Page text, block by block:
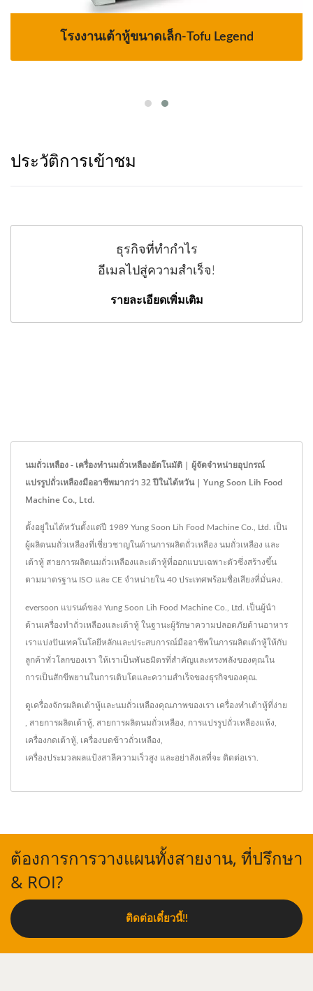
โรงงานเต้าหู้ขนาดเล็ก-Tofu Legend
ประวัติการเข้าชม
ธุรกิจที่ทำกำไร
อีเมลไปสู่ความสำเร็จ!
รายละเอียดเพิ่มเติม
นมถั่วเหลือง - เครื่องทำนมถั่วเหลืองอัตโนมัติ | ผู้จัดจำหน่ายอุปกรณ์
แปรรูปถั่วเหลืองมืออาชีพมากว่า 32 ปีในไต้หวัน | Yung Soon Lih Food
Machine Co., Ltd.
ตั้งอยู่ในไต้หวันตั้งแต่ปี 1989 Yung Soon Lih Food Machine Co., Ltd. เป็น
ผู้ผลิตนมถั่วเหลืองที่เชี่ยวชาญในด้านการผลิตถั่วเหลือง นมถั่วเหลือง และ
เต้าหู้ สายการผลิตนมถั่วเหลืองและเต้าหู้ที่ออกแบบเฉพาะตัวซึ่งสร้างขึ้น
ตามมาตรฐาน ISO และ CE จำหน่ายใน 40 ประเทศพร้อมชื่อเสียงที่มั่นคง.
eversoon แบรนด์ของ Yung Soon Lih Food Machine Co., Ltd. เป็นผู้นำ
ด้านเครื่องทำถั่วเหลืองและเต้าหู้ ในฐานะผู้รักษาความปลอดภัยด้านอาหาร
เราแบ่งปันเทคโนโลยีหลักและประสบการณ์มืออาชีพในการผลิตเต้าหู้ให้กับ
ลูกค้าทั่วโลกของเรา ให้เราเป็นพันธมิตรที่สำคัญและทรงพลังของคุณใน
การเป็นสักขีพยานในการเติบโตและความสำเร็จของธุรกิจของคุณ.
ดูเครื่องจักรผลิตเต้าหู้และนมถั่วเหลืองคุณภาพของเรา เครื่องทำเต้าหู้ที่ง่าย
สายการผลิตเต้าหู้ สายการผลิตนมถั่วเหลือง การแปรรูปถั่วเหลืองแห้ง
เครื่องกดเต้าหู้ เครื่องบดข้าวถั่วเหลือง
เครื่องประมวลผลแป้งสาลีความเร็วสูง และอย่าลังเลที่จะ ติดต่อเรา
ต้องการการวางแผนทั้งสายงาน, ที่ปรึกษา
& ROI?
ติดต่อเดี๋ยวนี้!!